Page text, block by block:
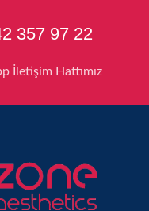
357 97 22
İletişim Hattımız